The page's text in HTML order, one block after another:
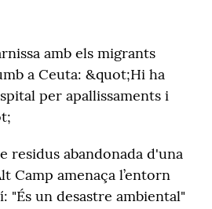
amb els migrants
a Ceuta: &quot;Hi ha
per apallissaments i
residus abandonada d'una
Camp amenaça l’entorn
"És un desastre ambiental"